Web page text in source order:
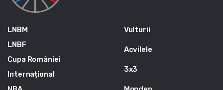
LNBM
LNBF
Cupa României
Internațional
Vulturii
Acvilele
3x3